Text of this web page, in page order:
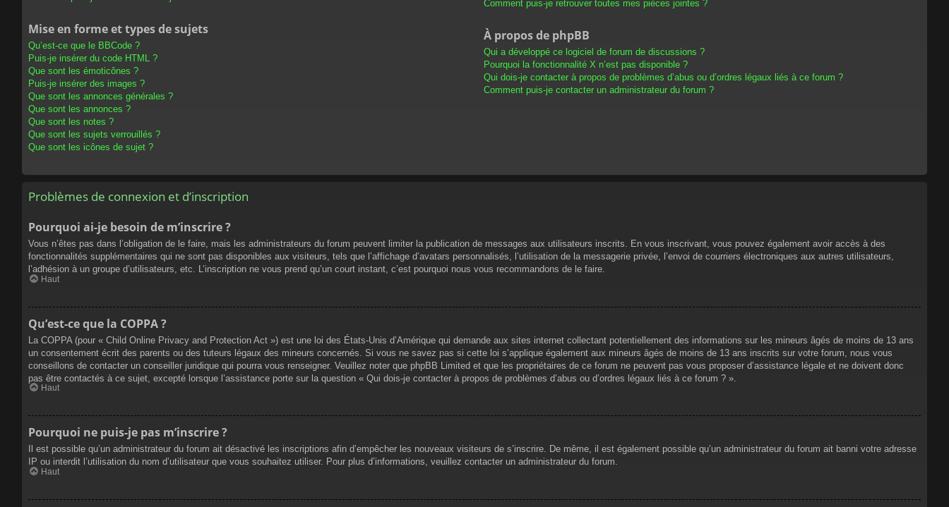
Mise en forme et types de sujets
Qu’est-ce que le BBCode ?
Puis-je insérer du code HTML ?
Que sont les émoticônes ?
Puis-je insérer des images ?
Que sont les annonces générales ?
Que sont les annonces ?
Que sont les notes ?
Que sont les sujets verrouillés ?
Que sont les icônes de sujet ?
Comment puis-je retrouver toutes mes pièces jointes ?
À propos de phpBB
Qui a développé ce logiciel de forum de discussions ?
Pourquoi la fonctionnalité X n’est pas disponible ?
Qui dois-je contacter à propos de problèmes d’abus ou d’ordres légaux liés à ce forum ?
Comment puis-je contacter un administrateur du forum ?
Problèmes de connexion et d’inscription
Pourquoi ai-je besoin de m’inscrire ?
Vous n’êtes pas dans l’obligation de le faire, mais les administrateurs du forum peuvent limiter la publication de messages aux utilisateurs inscrits. En vous inscrivant, vous pouvez également avoir accès à des
fonctionnalités supplémentaires qui ne sont pas disponibles aux visiteurs, tels que l’affichage d’avatars personnalisés, l’utilisation de la messagerie privée, l’envoi de courriers électroniques aux autres utilisateurs,
l’adhésion à un groupe d’utilisateurs, etc. L’inscription ne vous prend qu’un court instant, c’est pourquoi nous vous recommandons de le faire.
Haut
Qu’est-ce que la COPPA ?
La COPPA (pour « Child Online Privacy and Protection Act ») est une loi des États-Unis d’Amérique qui demande aux sites internet collectant potentiellement des informations sur les mineurs âgés de moins de 13 ans
un consentement écrit des parents ou des tuteurs légaux des mineurs concernés. Si vous ne savez pas si cette loi s’applique également aux mineurs âgés de moins de 13 ans inscrits sur votre forum, nous vous
conseillons de contacter un conseiller juridique qui pourra vous renseigner. Veuillez noter que phpBB Limited et que les propriétaires de ce forum ne peuvent pas vous proposer d’assistance légale et ne doivent donc
pas être contactés à ce sujet, excepté lorsque l’assistance porte sur la question « Qui dois-je contacter à propos de problèmes d’abus ou d’ordres légaux liés à ce forum ? ».
Haut
Pourquoi ne puis-je pas m’inscrire ?
Il est possible qu’un administrateur du forum ait désactivé les inscriptions afin d’empêcher les nouveaux visiteurs de s’inscrire. De même, il est également possible qu’un administrateur du forum ait banni votre adresse
IP ou interdit l’utilisation du nom d’utilisateur que vous souhaitez utiliser. Pour plus d’informations, veuillez contacter un administrateur du forum.
Haut